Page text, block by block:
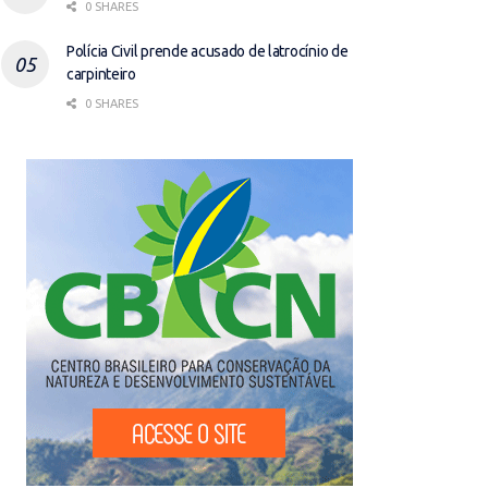
0 SHARES
Polícia Civil prende acusado de latrocínio de
carpinteiro
0 SHARES